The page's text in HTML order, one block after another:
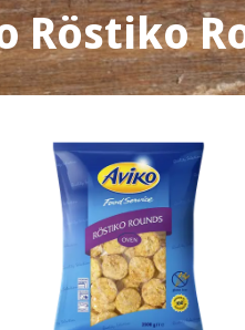
Röstiko